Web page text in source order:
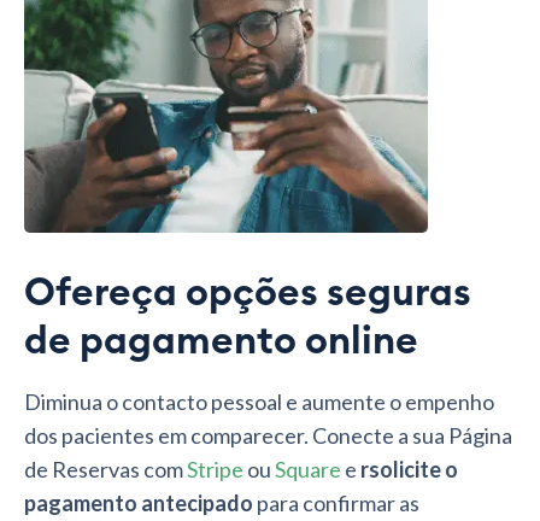
Ofereça opções seguras
de pagamento online
Diminua o contacto pessoal e aumente o empenho
dos pacientes em comparecer. Conecte a sua Página
de Reservas comStripe ouSquare e rsolicite o
pagamento antecipado para confirmar as